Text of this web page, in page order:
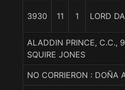
3930 11 1 LORD
ALADDIN PRINCE, C.C.,
SQUIRE JONES
NO CORRIERON : DOÑA